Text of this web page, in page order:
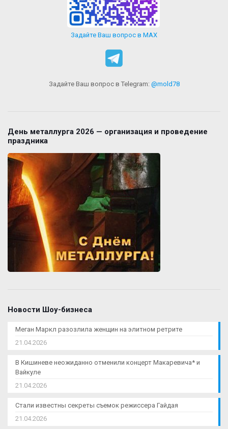
Задайте Ваш вопрос в MAX
Задайте Ваш вопрос в Telegram: @mold78
День металлурга 2026 — организация и проведение
праздника
Новости Шоу-бизнеса
Меган Маркл разозлила женщин на элитном ретрите
21.04.2026
В Кишиневе неожиданно отменили концерт Макаревича* и
Вайкуле
21.04.2026
Стали известны секреты съемок режиссера Гайдая
21.04.2026